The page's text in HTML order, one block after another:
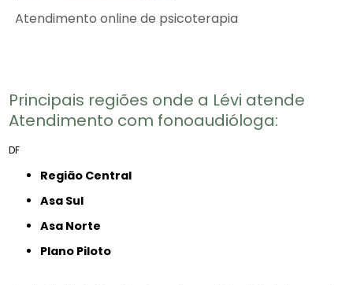
Atendimento online de psicoterapia
Principais regiões onde a Lévi atende
Atendimento com fonoaudióloga​:
DF
Região Central
Asa Sul
Asa Norte
Plano Piloto